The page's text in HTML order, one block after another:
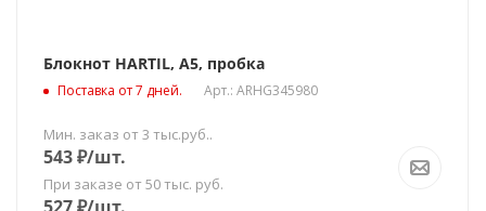
Блокнот HARTIL, А5, пробка
Поставка от 7 дней. Арт.: ARHG345980
Мин. заказ от 3 тыс.руб..
543₽/шт.
При заказе от 50 тыс. руб.